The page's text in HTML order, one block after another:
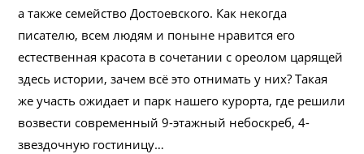
а также семейство Достоевского. Как некогда
писателю, всем людям и поныне нравится его
естественная красота в сочетании с ореолом царящей
здесь истории, зачем всё это отнимать у них? Такая
же участь ожидает и парк нашего курорта, где решили
возвести современный 9-этажный небоскреб, 4-
звездочную гостиницу…